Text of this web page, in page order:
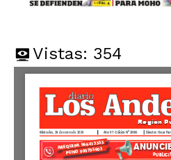
Vistas: 354